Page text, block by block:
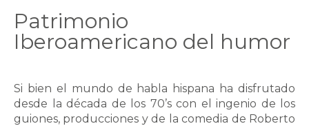
Patrimonio
Iberoamericano del humor
Si bien el mundo de habla hispana ha disfrutado
desde la década de los 70’s con el ingenio de los
guiones, producciones y de la comedia de Roberto